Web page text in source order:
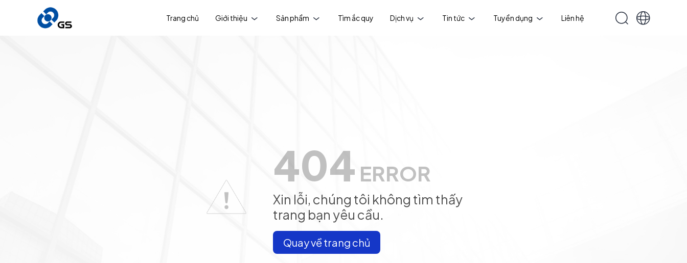
Trang chủ Giới thiệu Sản phẩm Tìm ắc quy Dịch vụ Tin tức Tuyển dụng Liên hệ
404 ERROR
Xin lỗi, chúng tôi không tìm thấy
trang bạn yêu cầu.
Quay về trang chủ